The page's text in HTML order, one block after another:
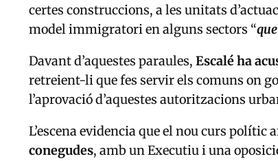
certes construccions, a les unitats
model immigratori en alguns sectors “
Davant d’aquestes paraules, Escalé ha
retreient-li que fes servir els comuns on
l’aprovació d’aquestes autoritzacions
L’escena evidencia que el nou curs polític
conegudes, amb un Executiu i una